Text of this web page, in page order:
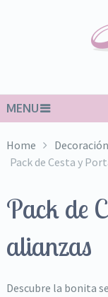
MENU
Home
Pack de Cesta y
Pack de
alianzas
Descubre la bonita